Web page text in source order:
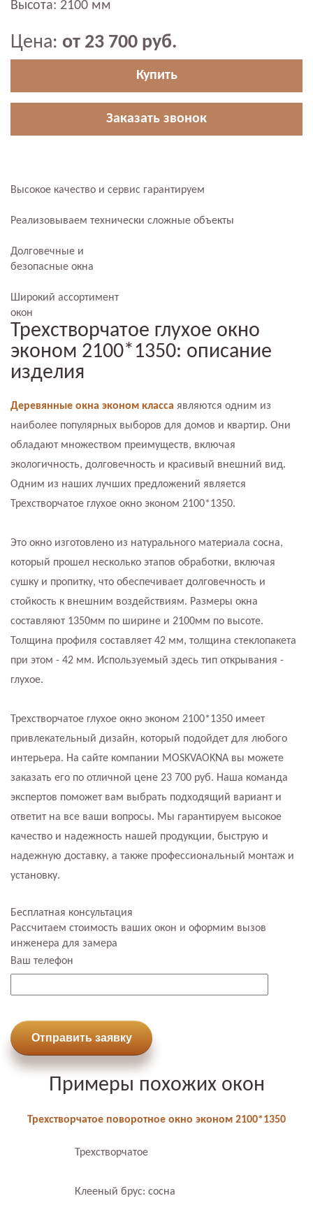
Высота: 2100 мм
Цена: от 23 700 руб.
Купить
Заказать звонок
Высокое качество и сервис гарантируем
Реализовываем технически сложные объекты
Долговечные и
безопасные окна
Широкий ассортимент
окон
Трехстворчатое глухое окно
эконом 2100*1350: описание
изделия
Деревянные окна эконом класса являются одним из
наиболее популярных выборов для домов и квартир. Они
обладают множеством преимуществ, включая
экологичность, долговечность и красивый внешний вид.
Одним из наших лучших предложений является
Трехстворчатое глухое окно эконом 2100*1350.
Это окно изготовлено из натурального материала сосна,
который прошел несколько этапов обработки, включая
сушку и пропитку, что обеспечивает долговечность и
стойкость к внешним воздействиям. Размеры окна
составляют 1350мм по ширине и 2100мм по высоте.
Толщина профиля составляет 42 мм, толщина стеклопакета
при этом - 42 мм. Используемый здесь тип открывания -
глухое.
Трехстворчатое глухое окно эконом 2100*1350 имеет
привлекательный дизайн, который подойдет для любого
интерьера. На сайте компании MOSKVAOKNA вы можете
заказать его по отличной цене 23 700 руб. Наша команда
экспертов поможет вам выбрать подходящий вариант и
ответит на все ваши вопросы. Мы гарантируем высокое
качество и надежность нашей продукции, быструю и
надежную доставку, а также профессиональный монтаж и
установку.
Бесплатная консультация
Рассчитаем стоимость ваших окон и оформим вызов
инженера для замера
Ваш телефон
Отправить заявку
Примеры похожих окон
Трехстворчатое поворотное окно эконом 2100*1350
Трехстворчатое
Клееный брус: сосна